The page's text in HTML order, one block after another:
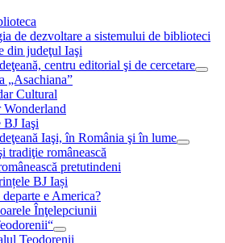
de dezvoltare a sistemului de biblioteci
din judeţul Iaşi
centru editorial şi de cercetare
„Asachiana”
Cultural
Wonderland
BJ Iaşi
Iaşi, în România şi în lume
tradiţie românească
pretutindeni
BJ Iași
departe e America?
Înţelepciunii
Teodorenii